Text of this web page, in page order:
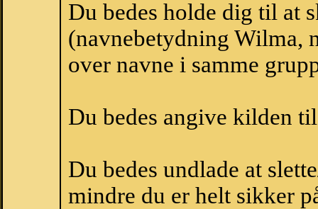
Du bedes holde dig til at
(navnebetydning Wilma,
over navne i samme
Du bedes angive kilden
Du bedes undlade at
mindre du er helt sikker